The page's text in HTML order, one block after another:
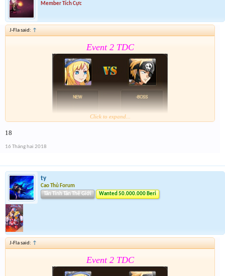
Member Tích Cực
J-Fla said: ↑
Event 2 TDC
Nay là cả event hôm qua lun nên mỗi giải sẽ có 2 lần
nhé . Tổng 6 slot trúng cho event cuối cùng của năm
Click to expand...
18
16 Tháng hai 2018
ty
Cao Thủ Forum
Tân Tinh Tân Thế Giới
Wanted 50.000.000 Beri
J-Fla said: ↑
Event 2 TDC